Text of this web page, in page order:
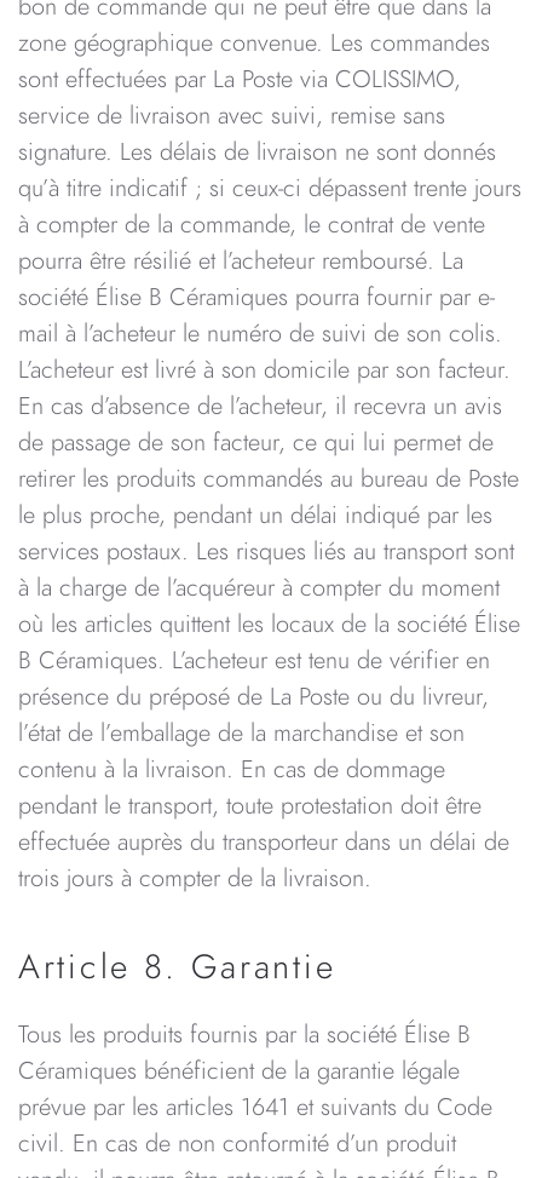
bon de commande qui ne peut être que dans la
zone géographique convenue. Les commandes
sont effectuées par La Poste via COLISSIMO,
service de livraison avec suivi, remise sans
signature. Les délais de livraison ne sont donnés
qu’à titre indicatif ; si ceux-ci dépassent trente jours
à compter de la commande, le contrat de vente
pourra être résilié et l’acheteur remboursé. La
société Élise B Céramiques pourra fournir par e-
mail à l’acheteur le numéro de suivi de son colis.
L’acheteur est livré à son domicile par son facteur.
En cas d’absence de l’acheteur, il recevra un avis
de passage de son facteur, ce qui lui permet de
retirer les produits commandés au bureau de Poste
le plus proche, pendant un délai indiqué par les
services postaux. Les risques liés au transport sont
à la charge de l’acquéreur à compter du moment
où les articles quittent les locaux de la société Élise
B Céramiques. L’acheteur est tenu de vérifier en
présence du préposé de La Poste ou du livreur,
l’état de l’emballage de la marchandise et son
contenu à la livraison. En cas de dommage
pendant le transport, toute protestation doit être
effectuée auprès du transporteur dans un délai de
trois jours à compter de la livraison.
Article 8. Garantie
Tous les produits fournis par la société Élise B
Céramiques bénéficient de la garantie légale
prévue par les articles 1641 et suivants du Code
civil. En cas de non conformité d’un produit